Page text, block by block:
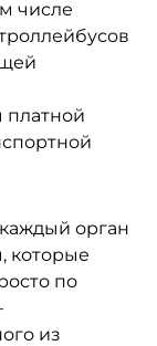
числе
платной
орган
которые
по
из